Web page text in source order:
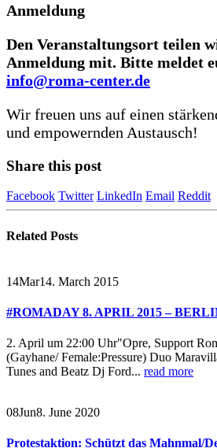
Anmeldung
Den Veranstaltungsort teilen
Anmeldung mit. Bitte meldet
info@roma-center.de
Wir freuen uns auf einen
und empowernden Austausch!
Share this post
Facebook Twitter LinkedIn Email Reddit
Related Posts
14Mar14. March 2015
#ROMADAY 8. APRIL 2015 –
2. April um 22:00 Uhr"Opre, Support
(Gayhane/ Female:Pressure) Duo
Tunes and Beatz Dj Ford... read more
08Jun8. June 2020
Protestaktion: Schützt das Mahnmal/